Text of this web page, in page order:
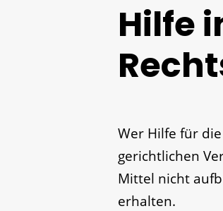
Hilfe
Wer Hilfe für
gerichtlichen
Mittel nicht
erhalten.